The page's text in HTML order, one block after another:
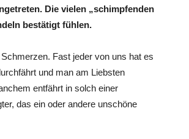
Die vielen „schimpfenden
bestätigt fühlen.
Fast jeder von uns hat es
und man am Liebsten
entfährt in solch einer
das ein oder andere unschöne